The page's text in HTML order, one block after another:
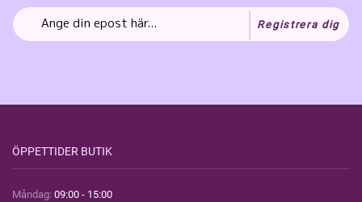
Registrera dig
ÖPPETTIDER BUTIK
Måndag: 09:00 - 15:00